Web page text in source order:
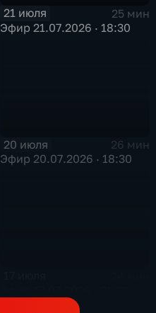
21 июля
25 мин
Эфир 21.07.2026 · 18:30
20 июля
26 мин
Эфир 20.07.2026 · 18:30